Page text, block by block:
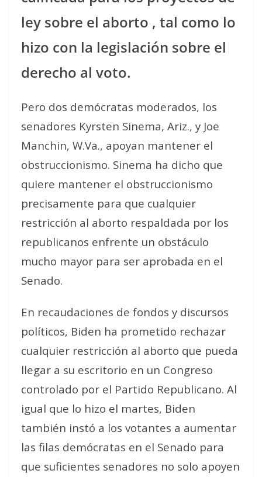
ley sobre el aborto , tal como lo
hizo con la legislación sobre el
derecho al voto.
Pero dos demócratas moderados, los
senadores Kyrsten Sinema, Ariz., y Joe
Manchin, W.Va., apoyan mantener el
obstruccionismo. Sinema ha dicho que
quiere mantener el obstruccionismo
precisamente para que cualquier
restricción al aborto respaldada por los
republicanos enfrente un obstáculo
mucho mayor para ser aprobada en el
Senado.
En recaudaciones de fondos y discursos
políticos, Biden ha prometido rechazar
cualquier restricción al aborto que pueda
llegar a su escritorio en un Congreso
controlado por el Partido Republicano. Al
igual que lo hizo el martes, Biden
también instó a los votantes a aumentar
las filas demócratas en el Senado para
que suficientes senadores no solo apoyen